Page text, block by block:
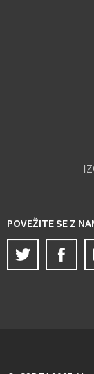
POVEŽITE SE Z
Twitter